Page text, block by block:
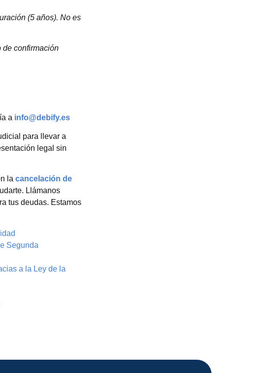
(5 años). No es
de confirmación
a info@debify.es
para llevar a
legal sin
la cancelación de
Llámanos
tus deudas. Estamos
Segunda
a la Ley de la